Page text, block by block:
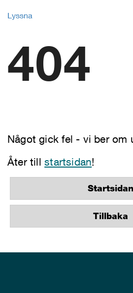
Lyssna
404
Något gick fel - vi ber om
Åter tillstartsidan!
Startsidan
Tillbaka